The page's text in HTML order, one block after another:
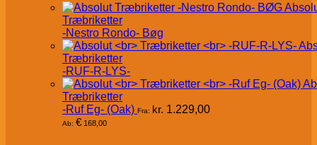
Træbriketter
-Nestro Rondo- Bøg
Træbriketter
-RUF-R-LYS-
Træbriketter
-Ruf Eg- (Oak) Fra: kr. 1.229,00
Ab: € 168,00